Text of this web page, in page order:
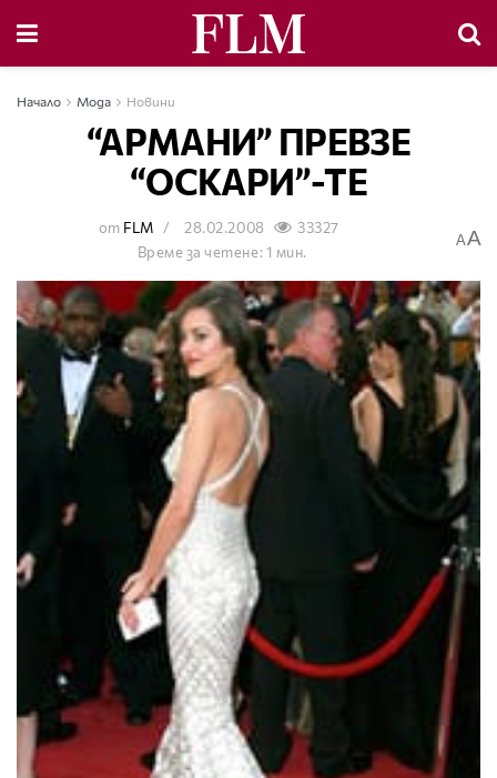
Начало Мода Новини
“АРМАНИ” ПРЕВЗЕ
“ОСКАРИ”-ТЕ
от FLM 28.02.2008
33327
Време за четене: 1 мин.
AA